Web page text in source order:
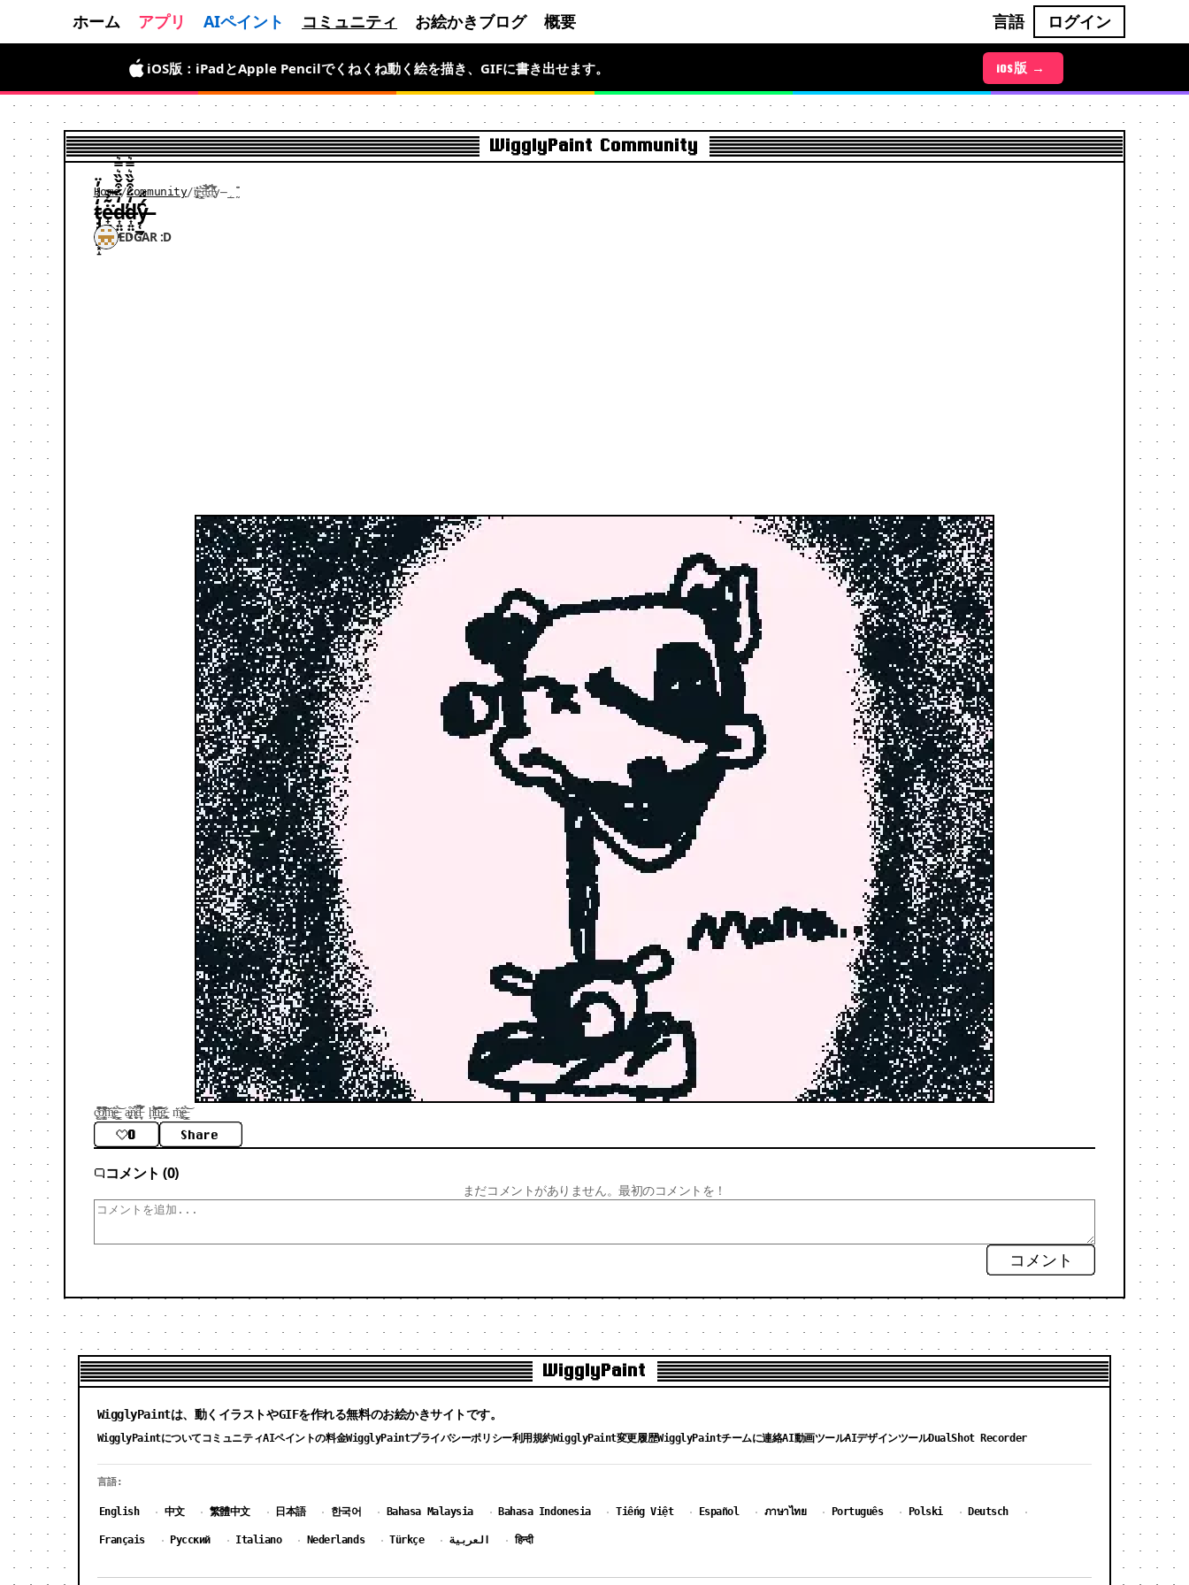
ホーム アプリ AIペイント コミュニティ お絵かきブログ 概要 言語 ログイン
Android版が登場。期間限定無料で、動くピクセルアートを。 Android版 →
iOS版：iPadとApple Pencilでくねくね動く絵を描き、GIFに書き出せます。 iOS版 →
WigglyPaint Community
Home/Community/t̴̡̡̥̭͙̱͓̝̒͐̾̓̈ė̶̟̻̟̻̬̳͂̉͘͝d̶͎͍̤͎̒̈́͒̌̏͛̿͛̕d̶͎͍̤͎̒̈́͒̌̏͛̿͛̕y̶̜̲̰̑́̈́
t̴̡̡̥̭͙̱͓̝̒͐̾̓̈ė̶̟̻̟̻̬̳͂̉͘͝d̶͎͍̤͎̒̈́͒̌̏͛̿͛̕d̶͎͍̤͎̒̈́͒̌̏͛̿͛̕y̶̜̲̰̑́̈́
EDGAR :D
ç̴̺͔̇͑̊̋͆͒̆̎ờ̸̺͕̣͓̼͆̓̔̏͌͘͠m̶̤͍͚̀̒̑̆ͅė̶̟̻̟̻̬̳͂̉͘͝ ạ̶̢̢̨̰̗͒ň̵̨̙̱͙́̅͑̚̕d̶͎͍̤͎̒̈́͒̌̏͛̿͛̕ ḩ̵̛̦̼̩͎̖͌̋̈́̂͘u̵̟͍̱͈͆̆́̒̐̅̎͝͠͝ğ̶̢͍̹͔̲͋ m̶̤͍͚̀̒̑̆ͅė̶̟̻̟̻̬̳͂̉͘͝
0 Share
コメント (0)
まだコメントがありません。最初のコメントを！
コメント
WigglyPaint
WigglyPaintは、動くイラストやGIFを作れる無料のお絵かきサイトです。
WigglyPaintについてコミュニティAIペイントの料金WigglyPaintプライバシーポリシー利用規約WigglyPaint変更履歴WigglyPaintチームに連絡AI動画ツールAIデザインツールDualShot Recorder
言語:
English · 中文 · 繁體中文 · 日本語 · 한국어 · Bahasa Malaysia · Bahasa Indonesia · Tiếng Việt · Español · ภาษาไทย · Português · Polski · Deutsch ·
Français · Русский · Italiano · Nederlands · Türkçe · العربية · हिन्दी